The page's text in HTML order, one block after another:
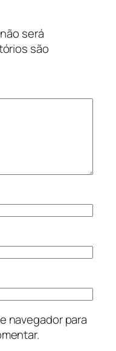
será
são
navegador para